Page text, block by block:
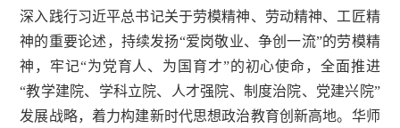
深入践行习近平总书记关于劳模精神、劳动精神、工匠精
神的重要论述，持续发扬“爱岗敬业、争创一流”的劳模精
神，牢记“为党育人、为国育才”的初心使命，全面推进
“教学建院、学科立院、人才强院、制度治院、党建兴院”
发展战略，着力构建新时代思想政治教育创新高地。华师